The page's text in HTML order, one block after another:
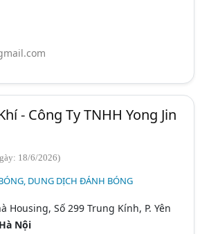
- Công Ty TNHH Yong Jin
18/6/2026)
DUNG DỊCH ĐÁNH BÓNG
Housing, Số 299 Trung Kính, P. Yên
Hà Nội